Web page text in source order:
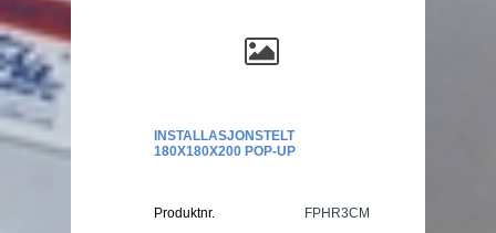
INSTALLASJONSTELT
180X180X200 POP-UP
Produktnr. FPHR3CM